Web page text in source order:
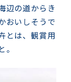
辺の道からき
おいしそうで
とは、観賞用
。